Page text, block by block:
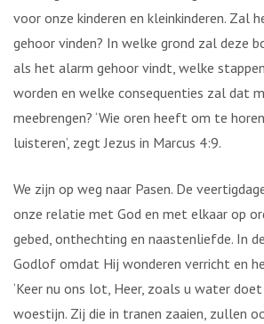
voor onze kinderen en kleinkinderen. Zal
gehoor vinden? In welke grond zal deze
als het alarm gehoor vindt, welke
worden en welke consequenties zal dat
meebrengen? ‘Wie oren heeft om te
luisteren’, zegt Jezus in Marcus 4:9.
We zijn op weg naar Pasen. De
onze relatie met God en met elkaar op
gebed, onthechting en naastenliefde. In
Godlof omdat Hij wonderen verricht en
‘Keer nu ons lot, Heer, zoals u water
woestijn. Zij die in tranen zaaien, zullen